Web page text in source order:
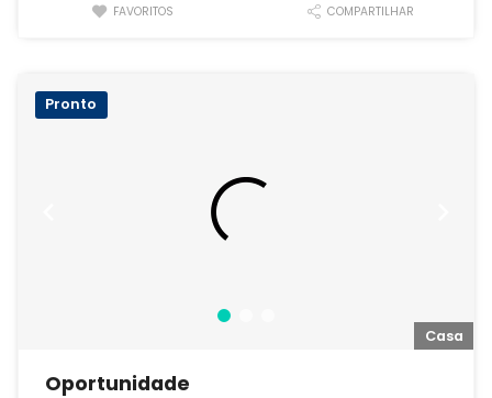
FAVORITOS COMPARTILHAR
Casa
Pronto
Oportunidade